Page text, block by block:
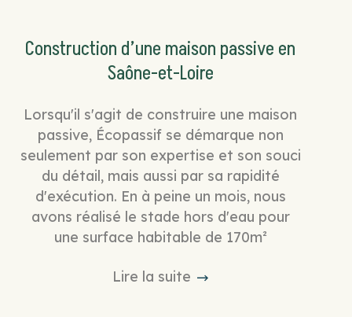
Construction d’une maison passive en
Saône-et-Loire
Lorsqu'il s'agit de construire une maison
passive, Écopassif se démarque non
seulement par son expertise et son souci
du détail, mais aussi par sa rapidité
d'exécution. En à peine un mois, nous
avons réalisé le stade hors d'eau pour
une surface habitable de 170m²
Lire la suite